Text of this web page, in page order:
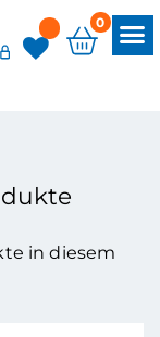
0
in diesem